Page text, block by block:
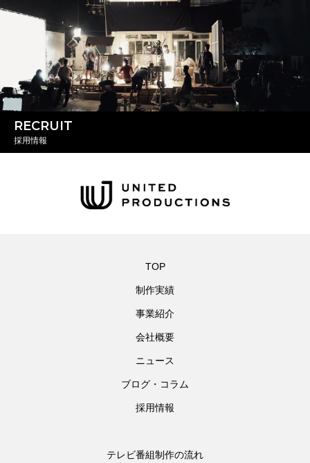
RECRUIT
採用情報
TOP
制作実績
事業紹介
会社概要
ニュース
ブログ・コラム
採用情報
テレビ番組制作の流れ